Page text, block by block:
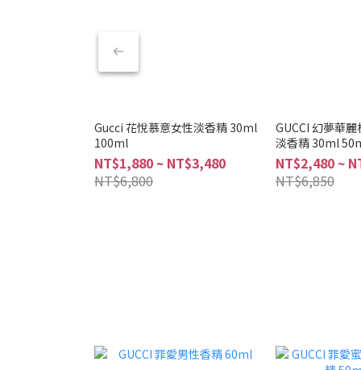
Gucci 花悅慕意女性淡香精 30ml
100ml
NT$1,880 ~ NT$3,480
NT$6,800
GUCCI 幻夢華
淡香精 30ml
NT$2,480 ~
NT$6,850